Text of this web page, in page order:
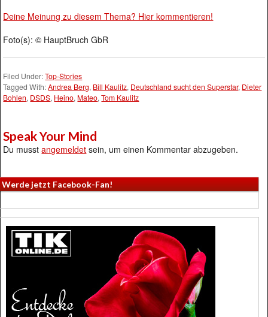
Deine Meinung zu diesem Thema? Hier kommentieren!
Foto(s): © HauptBruch GbR
Filed Under:Top-Stories
Tagged With:Andrea Berg, Bill Kaulitz, Deutschland sucht den Superstar, Dieter
Bohlen, DSDS, Heino, Mateo,Tom Kaulitz
Speak Your Mind
Du musstangemeldet sein, um einen Kommentar abzugeben.
Werde jetzt Facebook-Fan!